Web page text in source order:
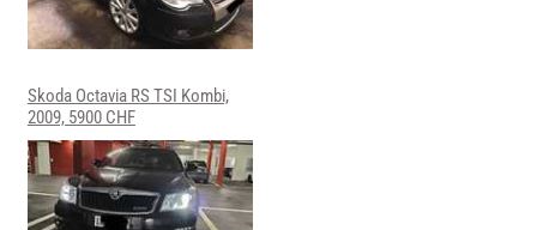
Skoda Octavia RS TSI Kombi,
2009, 5900 CHF